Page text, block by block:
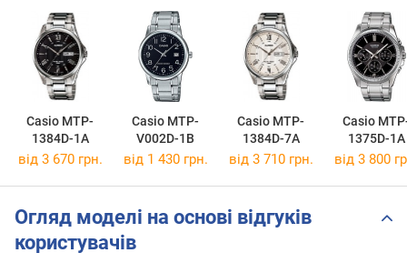
Casio MTP-
1384D-1A
Casio MTP-
V002D-1B
Casio MTP-
1384D-7A
Casio
1375D-1A
від 3 670 грн. від 1 430 грн. від 3 710 грн. від 3 800
Огляд моделі на основі відгуків
користувачів